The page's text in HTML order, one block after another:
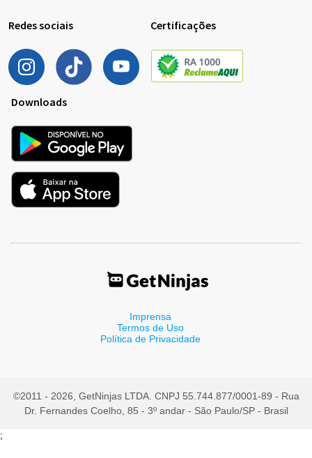
Redes sociais Certificações
Downloads
Imprensa
Termos de Uso
Política de Privacidade
©2011 - 2026, GetNinjas LTDA. CNPJ 55.744.877/0001-89 - Rua
Dr. Fernandes Coelho, 85 - 3º andar - São Paulo/SP - Brasil
;